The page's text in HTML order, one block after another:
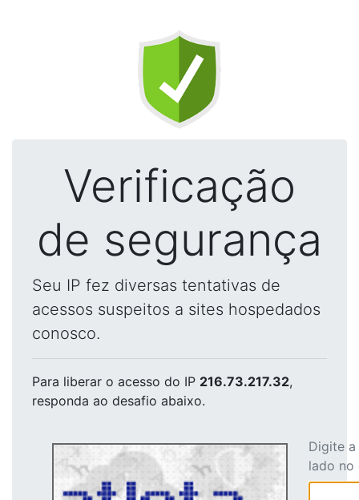
Verificação
de segurança
Seu IP fez diversas tentativas de
acessos suspeitos a sites hospedados
conosco.
Para liberar o acesso do IP 216.73.217.32,
responda ao desafio abaixo.
Digite
lado no